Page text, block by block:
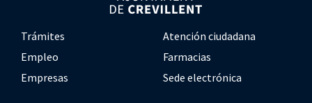
Trámites
Atención ciudadana
Empleo
Farmacias
Empresas
Sede electrónica